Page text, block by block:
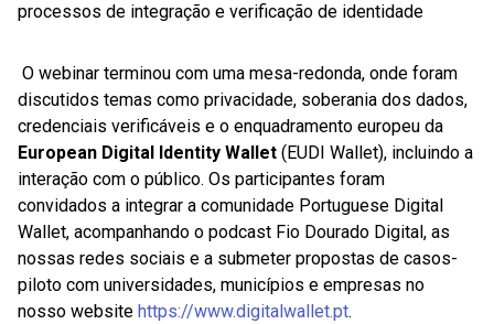
processos de integração e verificação de identidade
O webinar terminou com uma mesa-redonda, onde foram
discutidos temas como privacidade, soberania dos dados,
credenciais verificáveis e o enquadramento europeu da
European Digital Identity Wallet (EUDI Wallet), incluindo a
interação com o público. Os participantes foram
convidados a integrar a comunidade Portuguese Digital
Wallet, acompanhando o podcast Fio Dourado Digital, as
nossas redes sociais e a submeter propostas de casos-
piloto com universidades, municípios e empresas no
nosso website https://www.digitalwallet.pt.